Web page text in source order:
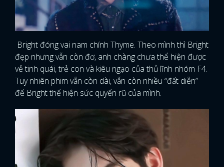
Bright đóng vai nam chính Thyme. Theo mình thì Bright
đẹp nhưng vẫn còn đơ, anh chàng chưa thể hiện được
vẻ tinh quái, trẻ con và kiêu ngạo của thủ lĩnh nhóm F4.
Tuy nhiên phim vẫn còn dài, vẫn còn nhiều “đất diễn”
để Bright thể hiện sức quyến rũ của mình.